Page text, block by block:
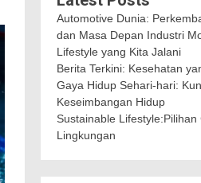
Automotive Dunia:
dan Masa Depan Industri
Lifestyle yang Kita Jalani
Berita Terkini: Kesehatan
Gaya Hidup Sehari-hari:
Keseimbangan Hidup
Sustainable
Lingkungan